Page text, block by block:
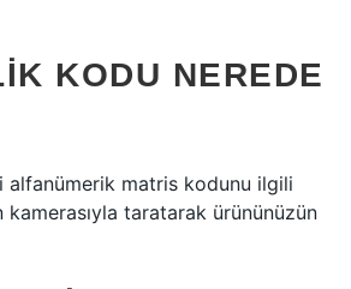
KODU NEREDE
alfanümerik matris kodunu ilgili
taratarak ürününüzün